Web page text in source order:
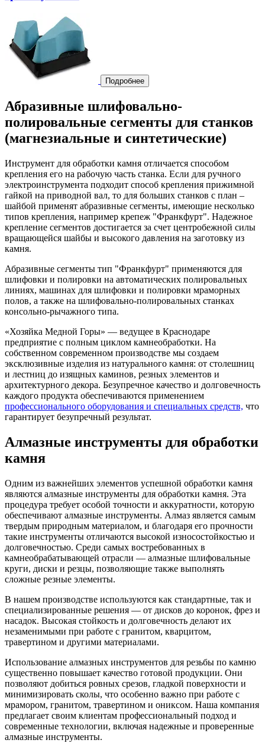
Подробнее
Абразивные шлифовально-
полировальные сегменты для станков
(магнезиальные и синтетические)
Инструмент для обработки камня отличается способом
крепления его на рабочую часть станка. Если для ручного
электроинструмента подходит способ крепления прижимной
гайкой на приводной вал, то для больших станков с план –
шайбой применят абразивные сегменты, имеющие несколько
типов крепления, например крепеж "Франкфурт". Надежное
крепление сегментов достигается за счет центробежной силы
вращающейся шайбы и высокого давления на заготовку из
камня.
Абразивные сегменты тип "Франкфурт" применяются для
шлифовки и полировки на автоматических полировальных
линиях, машинах для шлифовки и полировки мраморных
полов, а также на шлифовально-полировальных станках
консольно-рычажного типа.
«Хозяйка Медной Горы» — ведущее в Краснодаре
предприятие с полным циклом камнеобработки. На
собственном современном производстве мы создаем
эксклюзивные изделия из натурального камня: от столешниц
и лестниц до изящных каминов, резных элементов и
архитектурного декора. Безупречное качество и долговечность
каждого продукта обеспечиваются применением
профессионального оборудования и специальных средств, что
гарантирует безупречный результат.
Алмазные инструменты для обработки
камня
Одним из важнейших элементов успешной обработки камня
являются алмазные инструменты для обработки камня. Эта
процедура требует особой точности и аккуратности, которую
обеспечивают алмазные инструменты. Алмаз является самым
твердым природным материалом, и благодаря его прочности
такие инструменты отличаются высокой износостойкостью и
долговечностью. Среди самых востребованных в
камнеобрабатывающей отрасли — алмазные шлифовальные
круги, диски и резцы, позволяющие также выполнять
сложные резные элементы.
В нашем производстве используются как стандартные, так и
специализированные решения — от дисков до коронок, фрез и
насадок. Высокая стойкость и долговечность делают их
незаменимыми при работе с гранитом, кварцитом,
травертином и другими материалами.
Использование алмазных инструментов для резьбы по камню
существенно повышает качество готовой продукции. Они
позволяют добиться ровных срезов, гладкой поверхности и
минимизировать сколы, что особенно важно при работе с
мрамором, гранитом, травертином и ониксом. Наша компания
предлагает своим клиентам профессиональный подход и
современные технологии, включая надежные и проверенные
алмазные инструменты.